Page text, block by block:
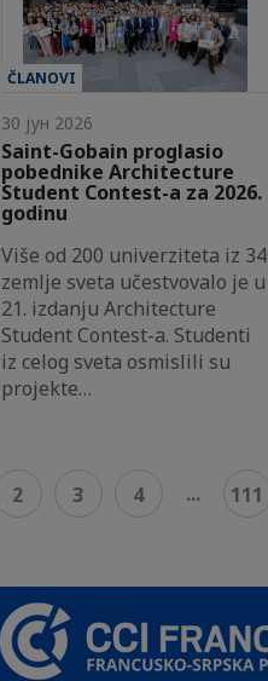
ČLANOVI
30 јун 2026
Saint-Gobain proglasio
pobednike Architecture
Student Contest-a za 2026.
godinu
Više od 200 univerziteta iz 34
zemlje sveta učestvovalo je u
21. izdanju Architecture
Student Contest-a. Studenti
iz celog sveta osmislili su
projekte…
2 3 4 ... 111